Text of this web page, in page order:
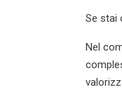
Se stai
Nel